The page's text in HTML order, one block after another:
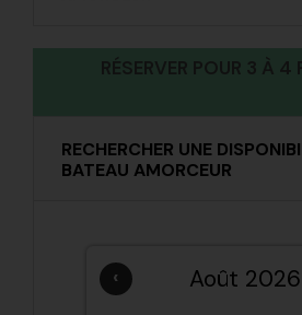
RÉSERVER POUR 3 À 4
RECHERCHER UNE
BATEAU AMORCEUR
‹ Août 2026